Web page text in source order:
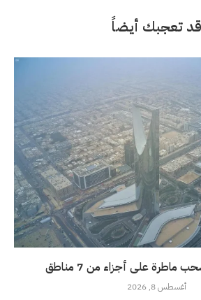
قد تعجبك أيضاً
ماطرة على أجزاء من 7 مناطق
أغسطس 8, 2026